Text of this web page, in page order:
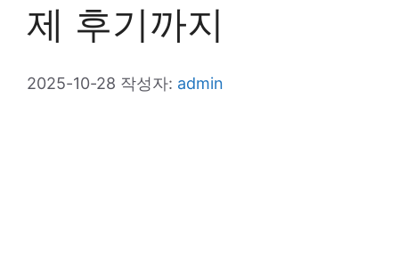
제 후기까지
2025-10-28 작성자: admin